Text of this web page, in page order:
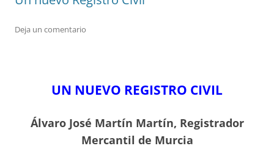
Deja un comentario
UN NUEVO REGISTRO CIVIL
Álvaro José Martín Martín, Registrador
Mercantil de Murcia